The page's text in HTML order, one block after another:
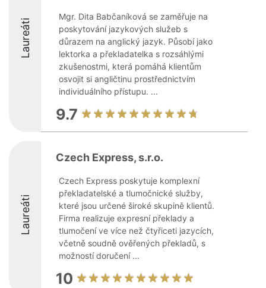
Laureáti
Mgr. Dita Babčaníková se zaměřuje na
poskytování jazykových služeb s
důrazem na anglický jazyk. Působí jako
lektorka a překladatelka s rozsáhlými
zkušenostmi, která pomáhá klientům
osvojit si angličtinu prostřednictvím
individuálního přístupu. ...
9.7
Laureáti
Czech Express, s.r.o.
Czech Express poskytuje komplexní
překladatelské a tlumočnické služby,
které jsou určené široké skupině klientů.
Firma realizuje expresní překlady a
tlumočení ve více než čtyřiceti jazycích,
včetně soudně ověřených překladů, s
možností doručení ...
10